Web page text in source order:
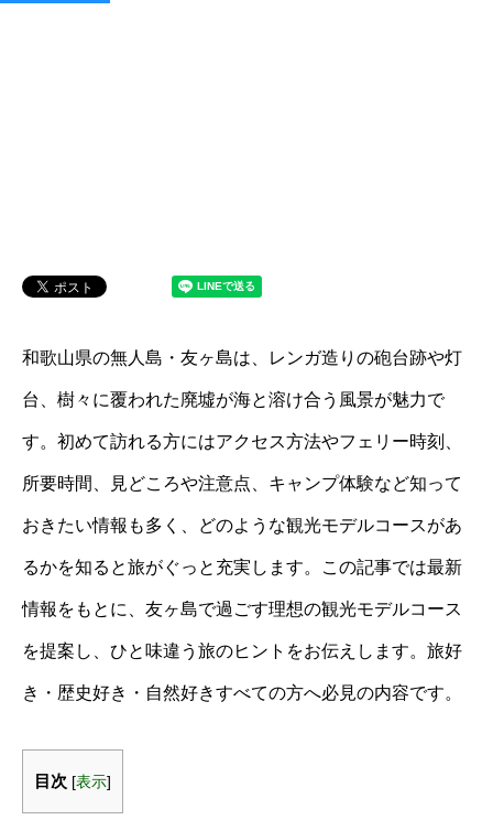
和歌山県の無人島・友ヶ島は、レンガ造りの砲台跡や灯
台、樹々に覆われた廃墟が海と溶け合う風景が魅力で
す。初めて訪れる方にはアクセス方法やフェリー時刻、
所要時間、見どころや注意点、キャンプ体験など知って
おきたい情報も多く、どのような観光モデルコースがあ
るかを知ると旅がぐっと充実します。この記事では最新
情報をもとに、友ヶ島で過ごす理想の観光モデルコース
を提案し、ひと味違う旅のヒントをお伝えします。旅好
き・歴史好き・自然好きすべての方へ必見の内容です。
目次 [表示]